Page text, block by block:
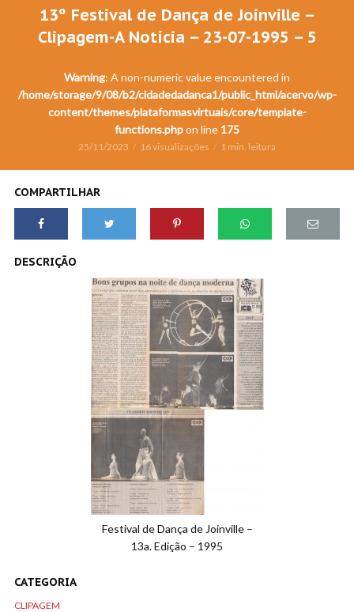
13º Festival de Dança de Joinville –
Clipagem-A Notícia – 23-07-1995 – 5
Warning: A non-numeric value encountered in
/home/storage/9/08/b2/cidadedadanca1/public_html/acervo/wp-
content/themes/plataformasvirtuais/core/template-
functions.phpon line 175
25/11/2023 16 visualizações 1 min. leitura
COMPARTILHAR
DESCRIÇÃO
Festival de Dança de Joinville –
13a. Edição – 1995
CATEGORIA
CLIPAGEM